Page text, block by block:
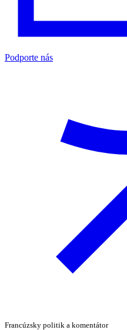
Podporte nás
Francúzsky politik a komentátor